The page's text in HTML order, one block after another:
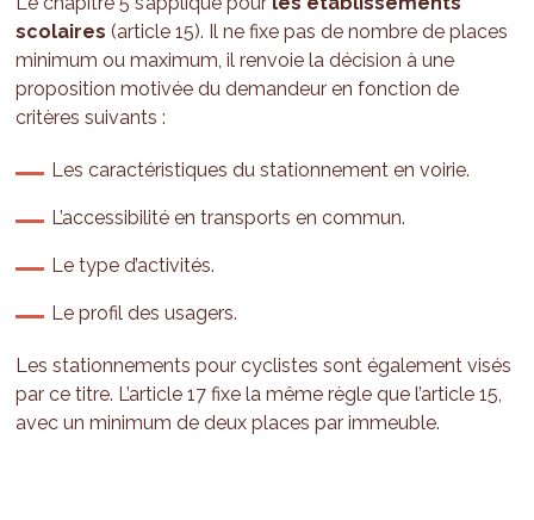
scolaires (article 15). Il ne fixe pas de nombre de places
minimum ou maximum, il renvoie la décision à une
proposition motivée du demandeur en fonction de
critères suivants :
Les caractéristiques du stationnement en voirie.
L’accessibilité en transports en commun.
Le type d’activités.
Le profil des usagers.
Les stationnements pour cyclistes sont également visés
par ce titre. L’article 17 fixe la même règle que l’article 15,
avec un minimum de deux places par immeuble.